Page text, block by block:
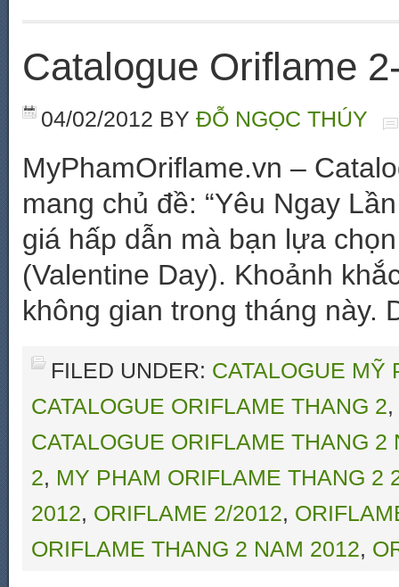
Catalogue Oriflame
04/02/2012 BY ĐỖ NGỌC THÚY
MyPhamOriflame.vn –
mang chủ đề: “Yêu Ngay
giá hấp dẫn mà bạn lựa
(Valentine Day). Khoảnh
không gian trong tháng
FILED UNDER: CATALOGUE MỸ
CATALOGUE ORIFLAME THANG 2,
CATALOGUE ORIFLAME THANG 2
2, MY PHAM ORIFLAME THANG 2
2012, ORIFLAME 2/2012,
ORIFLAME THANG 2 NAM 2012,